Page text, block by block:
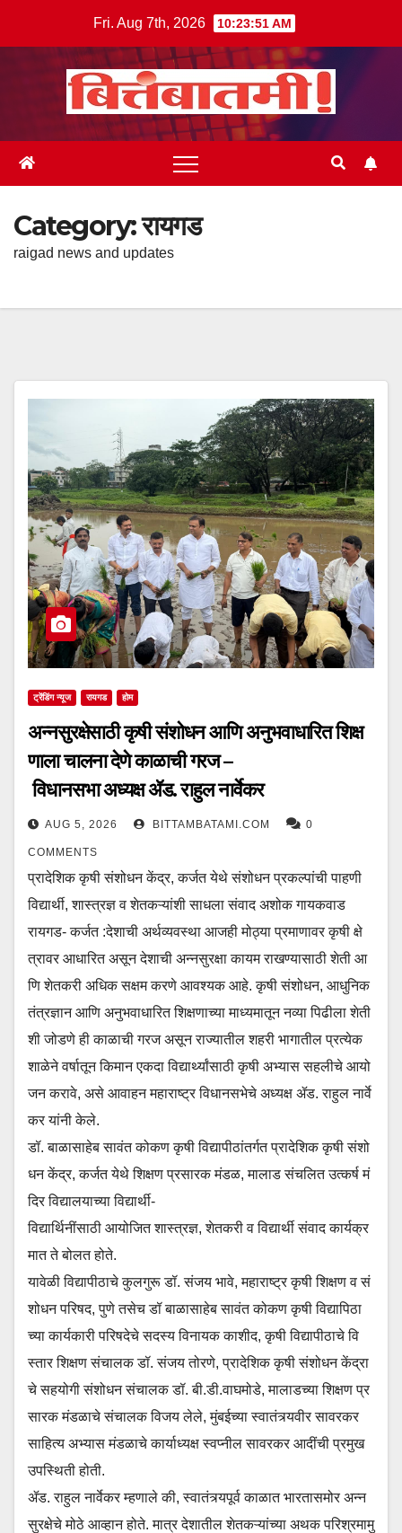
Fri. Aug 7th, 2026 10:23:53 AM
Category:रायगड
raigad news and updates
ट्रेंडिंग न्यूज रायगड होम
अन्नसुरक्षेसाठी कृषी संशोधन आणि अनुभवाधारित शिक्ष
णाला चालना देणे काळाची गरज –
विधानसभा अध्यक्ष ॲड. राहुल नार्वेकर
AUG 5, 2026 BITTAMBATAMI.COM 0
COMMENTS
प्रादेशिक कृषी संशोधन केंद्र, कर्जत येथे संशोधन प्रकल्पांची पाहणी
विद्यार्थी, शास्त्रज्ञ व शेतकऱ्यांशी साधला संवाद अशोक गायकवाड
रायगड- कर्जत :देशाची अर्थव्यवस्था आजही मोठ्या प्रमाणावर कृषी क्षे
त्रावर आधारित असून देशाची अन्नसुरक्षा कायम राखण्यासाठी शेती आ
णि शेतकरी अधिक सक्षम करणे आवश्यक आहे. कृषी संशोधन, आधुनिक
तंत्रज्ञान आणि अनुभवाधारित शिक्षणाच्या माध्यमातून नव्या पिढीला शेती
शी जोडणे ही काळाची गरज असून राज्यातील शहरी भागातील प्रत्येक
शाळेने वर्षातून किमान एकदा विद्यार्थ्यांसाठी कृषी अभ्यास सहलीचे आयो
जन करावे, असे आवाहन महाराष्ट्र विधानसभेचे अध्यक्ष ॲड. राहुल नार्वे
कर यांनी केले.
डॉ. बाळासाहेब सावंत कोकण कृषी विद्यापीठांतर्गत प्रादेशिक कृषी संशो
धन केंद्र, कर्जत येथे शिक्षण प्रसारक मंडळ, मालाड संचलित उत्कर्ष मं
दिर विद्यालयाच्या विद्यार्थी-
विद्यार्थिनींसाठी आयोजित शास्त्रज्ञ, शेतकरी व विद्यार्थी संवाद कार्यक्र
मात ते बोलत होते.
यावेळी विद्यापीठाचे कुलगुरू डॉ. संजय भावे, महाराष्ट्र कृषी शिक्षण व सं
शोधन परिषद, पुणे तसेच डॉ बाळासाहेब सावंत कोकण कृषी विद्यापिठा
च्या कार्यकारी परिषदेचे सदस्य विनायक काशीद, कृषी विद्यापीठाचे वि
स्तार शिक्षण संचालक डॉ. संजय तोरणे, प्रादेशिक कृषी संशोधन केंद्रा
चे सहयोगी संशोधन संचालक डॉ. बी.डी.वाघमोडे, मालाडच्या शिक्षण प्र
सारक मंडळाचे संचालक विजय लेले, मुंबईच्या स्वातंत्र्यवीर सावरकर
साहित्य अभ्यास मंडळाचे कार्याध्यक्ष स्वप्नील सावरकर आदींची प्रमुख
उपस्थिती होती.
ॲड. राहुल नार्वेकर म्हणाले की, स्वातंत्र्यपूर्व काळात भारतासमोर अन्न
सुरक्षेचे मोठे आव्हान होते. मात्र देशातील शेतकऱ्यांच्या अथक परिश्रमामु